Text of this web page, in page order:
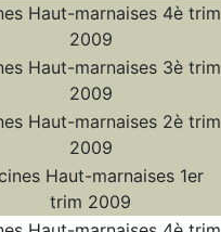
Haut-marnaises 4è trim
2009
Haut-marnaises 3è trim
2009
Haut-marnaises 2è trim
2009
Haut-marnaises 1er
trim 2009